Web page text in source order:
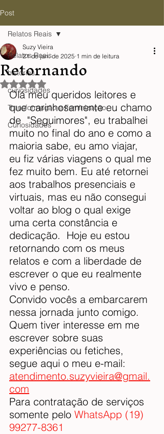
Post
Relatos Reais
histórias
curiosidades
Transformação e Feminização
Curiosidades
Relatos Reais
Retornando
Suzy Vieira
21 de jan. de 2025 1 min de leitura
Avaliado com NaN de 5 estrelas.
Olá meu queridos leitores e
que carinhosamente eu chamo
de  "Seguimores", eu trabalhei
muito no final do ano e como a
maioria sabe, eu amo viajar,
eu fiz várias viagens o qual me
fez muito bem. Eu até retornei
aos trabalhos presenciais e
virtuais, mas eu não consegui
voltar ao blog o qual exige
uma certa constância e
dedicação.  Hoje eu estou
retornando com os meus
relatos e com a liberdade de
escrever o que eu realmente
vivo e penso.
Convido vocês a embarcarem
nessa jornada junto comigo.
Quem tiver interesse em me
escrever sobre suas
experiências ou fetiches,
segue aqui o meu e-mail:
atendimento.suzyvieira@gmail.
com
Para contratação de serviços
somente pelo WhatsApp (19)
99277-8361